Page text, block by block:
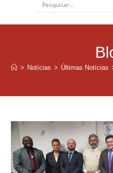
> Notícias > Últimas Notícias